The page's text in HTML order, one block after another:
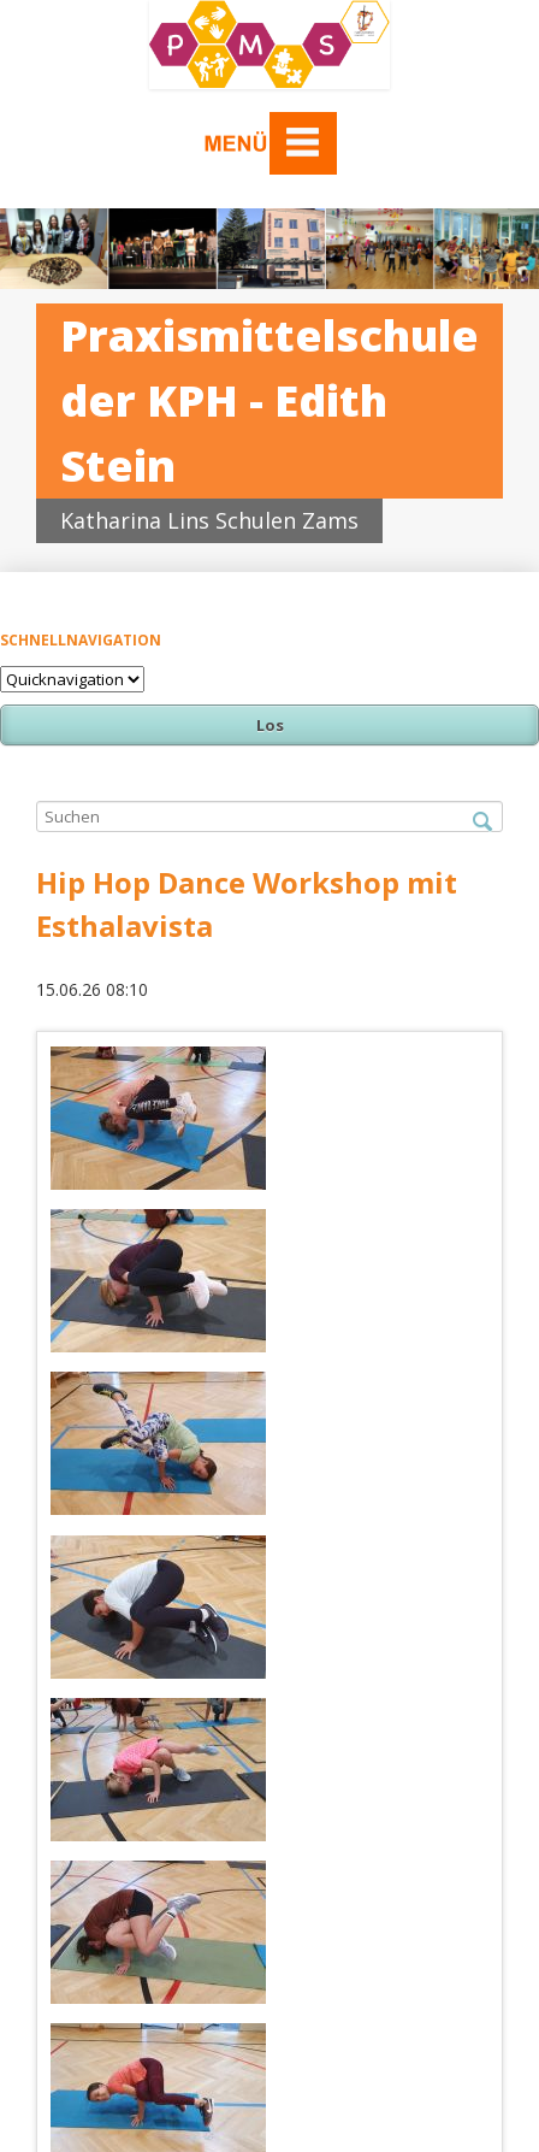
Praxismittelschule
der KPH - Edith
Stein
Katharina Lins Schulen Zams
SCHNELLNAVIGATION
Zielseite
Hip Hop Dance Workshop mit
Esthalavista
15.06.26 08:10